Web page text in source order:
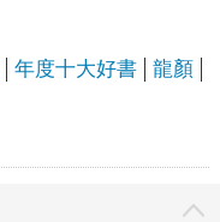
年度十大好書 龍顏